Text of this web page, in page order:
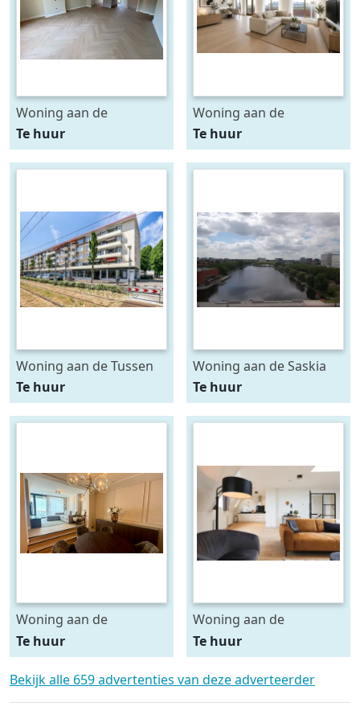
Woning aan de
Breughelstraat te
Amsterdam
Te huur
Woning aan de
Carnegielaan te Den
Haag
Te huur
Woning aan de Tussen
Meer te Amsterdam
Te huur
Woning aan de Saskia
van Uijlenburgkade te
Amsterdam
Te huur
Woning aan de
Regentesselaan te Den
Haag
Te huur
Woning aan de
Herengracht te Den
Haag
Te huur
Bekijk alle 659 advertenties van deze adverteerder